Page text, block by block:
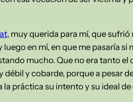
, muy querida para mí, que
luego en mí, en que me pasaría
mucho. Que no era tanto
débil y cobarde, porque a pesar
la práctica su intento y su ideal